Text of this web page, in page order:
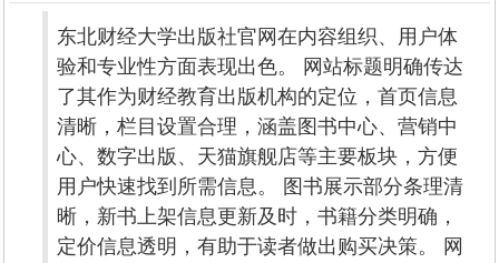
东北财经大学出版社官网在内容组织、用户体
验和专业性方面表现出色。 网站标题明确传达
了其作为财经教育出版机构的定位，首页信息
清晰，栏目设置合理，涵盖图书中心、营销中
心、数字出版、天猫旗舰店等主要板块，方便
用户快速找到所需信息。 图书展示部分条理清
晰，新书上架信息更新及时，书籍分类明确，
定价信息透明，有助于读者做出购买决策。 网